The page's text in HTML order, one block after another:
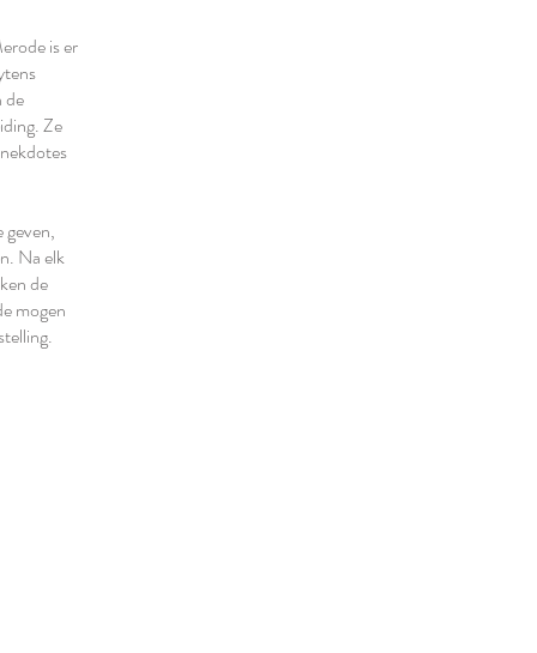
is er
de
Ze
geven,
Na elk
de
mogen